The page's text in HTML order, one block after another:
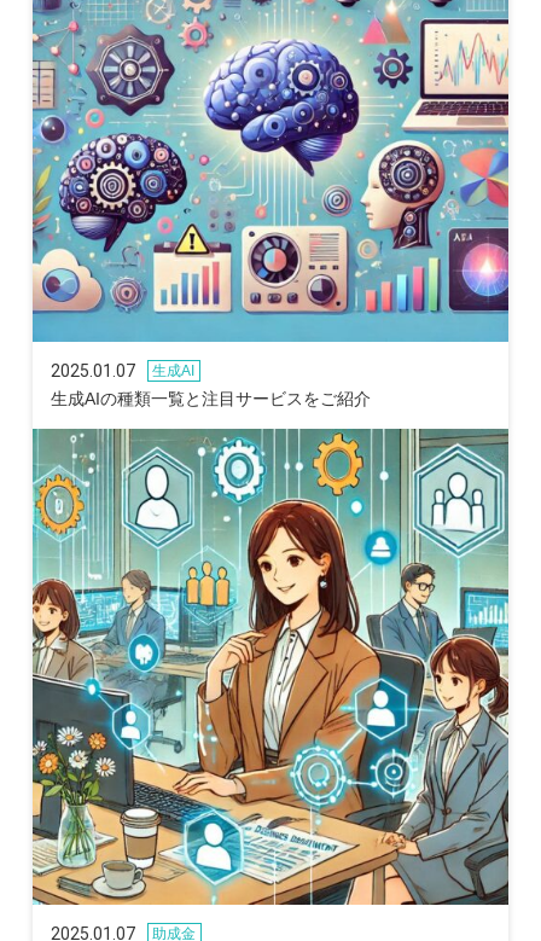
2025.01.07 生成AI
生成AIの種類一覧と注目サービスをご紹介
2025.01.07 助成金